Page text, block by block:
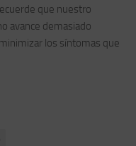
que nuestro
avance demasiado
los síntomas que